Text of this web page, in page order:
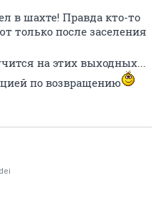
в шахте! Правда кто-то
только после заселения
на этих выходных...
по возвращению